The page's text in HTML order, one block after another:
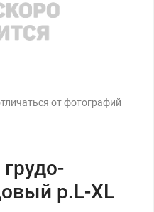
от фотографий
р.L-XL